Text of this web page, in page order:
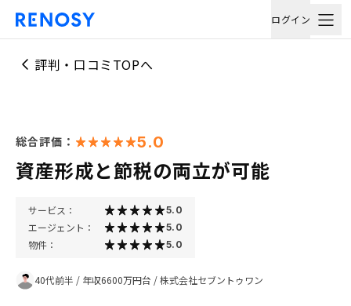
ログイン
評判・口コミTOPへ
総合評価： 5.0
資産形成と節税の両立が可能
サービス： 5.0
エージェント： 5.0
物件： 5.0
40代前半 / 年収6600万円台 /株式会社セブントゥワン